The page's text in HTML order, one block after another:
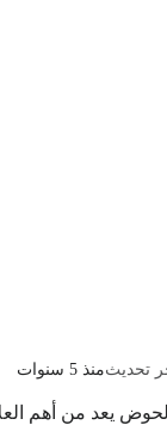
تحديثمنذ 5 سنوات
يعد من أهم